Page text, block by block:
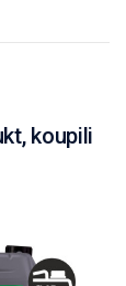
koupili